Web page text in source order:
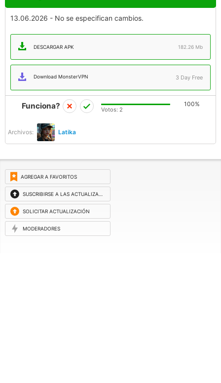
13.06.2026 - No se especifican cambios.
DESCARGAR APK 182.26 Mb
Download MonsterVPN 3 Day Free
Archivos: Latika
Funciona? 100%
Votos: 2
AGREGAR A FAVORITOS
SUSCRIBIRSE A LAS ACTUALIZACIONES
SOLICITAR ACTUALIZACIÓN
MODERADORES